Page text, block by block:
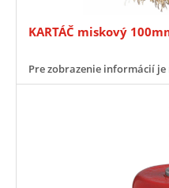
KARTÁČ miskový
Pre zobrazenie informácií